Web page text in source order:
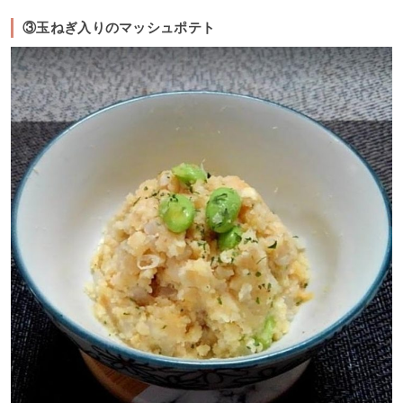
③玉ねぎ入りのマッシュポテト